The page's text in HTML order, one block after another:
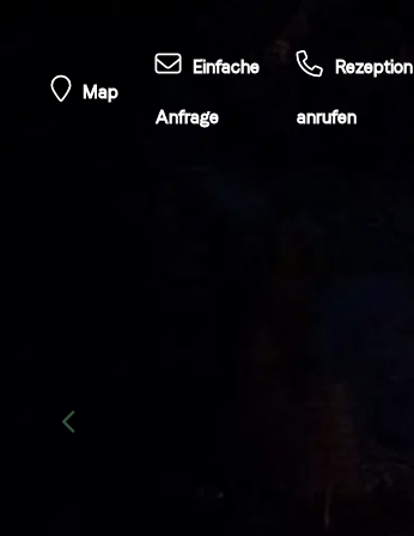
Map
Einfache
Anfrage
Rezeption
anrufen